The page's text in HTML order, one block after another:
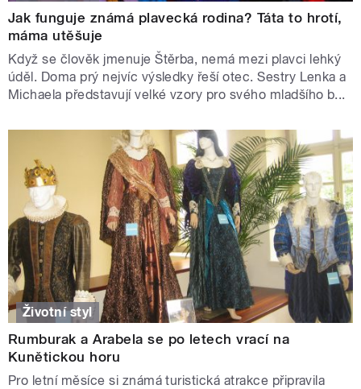
Jak funguje známá plavecká rodina? Táta to hrotí,
máma utěšuje
Když se člověk jmenuje Štěrba, nemá mezi plavci lehký
úděl. Doma prý nejvíc výsledky řeší otec. Sestry Lenka a
Michaela představují velké vzory pro svého mladšího b...
Životní styl
Rumburak a Arabela se po letech vrací na
Kunětickou horu
Pro letní měsíce si známá turistická atrakce připravila